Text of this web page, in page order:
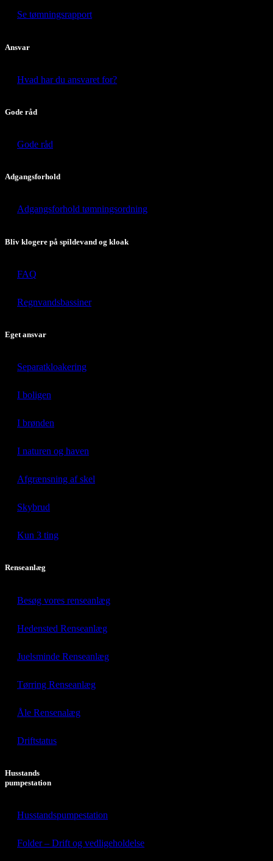
Se tømningsrapport
Ansvar
Hvad har du ansvaret for?
Gode råd
Gode råd
Adgangsforhold
Adgangsforhold tømningsordning
Bliv klogere på spildevand og kloak
FAQ
Regnvandsbassiner
Eget ansvar
Separatkloakering
I boligen
I brønden
I naturen og haven
Afgrænsning af skel
Skybrud
Kun 3 ting
Renseanlæg
Besøg vores renseanlæg
Hedensted Renseanlæg
Juelsminde Renseanlæg
Tørring Renseanlæg
Åle Rensenalæg
Driftstatus
Husstands
pumpestation
Husstandspumpestation
Folder – Drift og vedligeholdelse